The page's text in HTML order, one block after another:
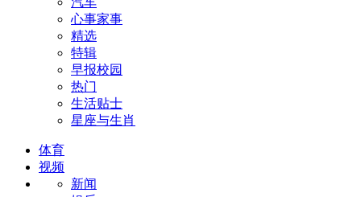
心事家事
精选
特辑
早报校园
热门
生活贴士
星座与生肖
体育
视频
新闻